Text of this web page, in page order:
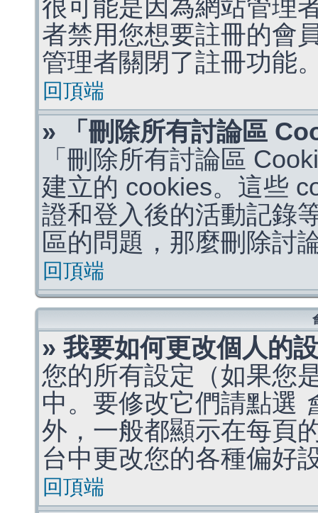
很可能是因為網站管理
者禁用您想要註冊的會
管理者關閉了註冊功能
回頂端
» 「刪除所有討論區
「刪除所有討論區
建立的 cookies。這些
證和登入後的活動記錄
區的問題，那麼刪除討
回頂端
» 我要如何更改個人的
您的所有設定（如果您
中。要修改它們請點選
外，一般都顯示在每頁
台中更改您的各種偏好
回頂端